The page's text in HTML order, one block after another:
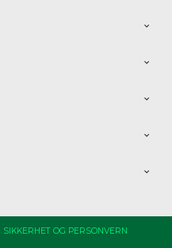
SIKKERHET OG PERSONVERN